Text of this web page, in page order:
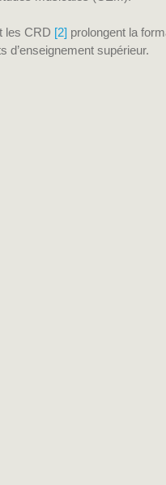
les CRD [2] prolongent la
d’enseignement supérieur.